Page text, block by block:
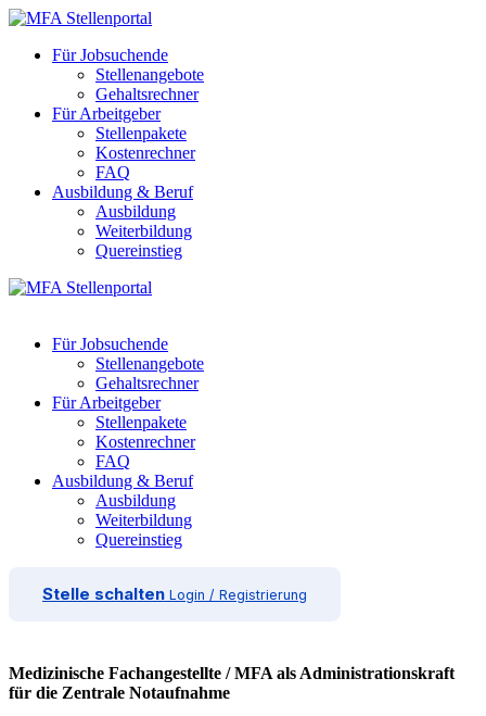
Für Jobsuchende
Stellenangebote
Gehaltsrechner
Für Arbeitgeber
Stellenpakete
Kostenrechner
FAQ
Ausbildung & Beruf
Ausbildung
Weiterbildung
Quereinstieg
Für Jobsuchende
Stellenangebote
Gehaltsrechner
Für Arbeitgeber
Stellenpakete
Kostenrechner
FAQ
Ausbildung & Beruf
Ausbildung
Weiterbildung
Quereinstieg
Stelle schalten Login / Registrierung
Medizinische Fachangestellte / MFA als Administrationskraft
für die Zentrale Notaufnahme